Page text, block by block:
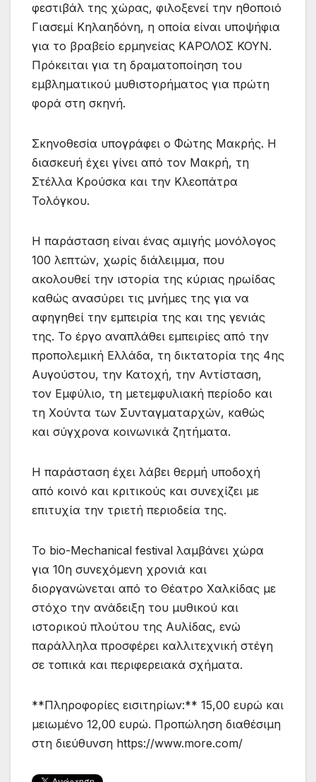
φεστιβάλ της χώρας, φιλοξενεί την ηθοποιό
Γιασεμί Κηλαηδόνη, η οποία είναι υποψήφια
για το βραβείο ερμηνείας ΚΑΡΟΛΟΣ ΚΟΥΝ.
Πρόκειται για τη δραματοποίηση του
εμβληματικού μυθιστορήματος για πρώτη
φορά στη σκηνή.
Σκηνοθεσία υπογράφει ο Φώτης Μακρής. Η
διασκευή έχει γίνει από τον Μακρή, τη
Στέλλα Κρούσκα και την Κλεοπάτρα
Τολόγκου.
Η παράσταση είναι ένας αμιγής μονόλογος
100 λεπτών, χωρίς διάλειμμα, που
ακολουθεί την ιστορία της κύριας ηρωίδας
καθώς ανασύρει τις μνήμες της για να
αφηγηθεί την εμπειρία της και της γενιάς
της. Το έργο αναπλάθει εμπειρίες από την
προπολεμική Ελλάδα, τη δικτατορία της 4ης
Αυγούστου, την Κατοχή, την Αντίσταση,
τον Εμφύλιο, τη μετεμφυλιακή περίοδο και
τη Χούντα των Συνταγματαρχών, καθώς
και σύγχρονα κοινωνικά ζητήματα.
Η παράσταση έχει λάβει θερμή υποδοχή
από κοινό και κριτικούς και συνεχίζει με
επιτυχία την τριετή περιοδεία της.
Το bio-Mechanical festival λαμβάνει χώρα
για 10η συνεχόμενη χρονιά και
διοργανώνεται από το Θέατρο Χαλκίδας με
στόχο την ανάδειξη του μυθικού και
ιστορικού πλούτου της Αυλίδας, ενώ
παράλληλα προσφέρει καλλιτεχνική στέγη
σε τοπικά και περιφερειακά σχήματα.
**Πληροφορίες εισιτηρίων:** 15,00 ευρώ και
μειωμένο 12,00 ευρώ. Προπώληση διαθέσιμη
στη διεύθυνση https://www.more.com/